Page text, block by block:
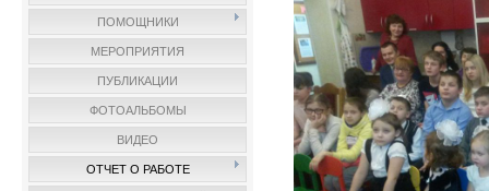
ПОМОЩНИКИ
МЕРОПРИЯТИЯ
ПУБЛИКАЦИИ
ФОТОАЛЬБОМЫ
ВИДЕО
ОТЧЕТ О РАБОТЕ